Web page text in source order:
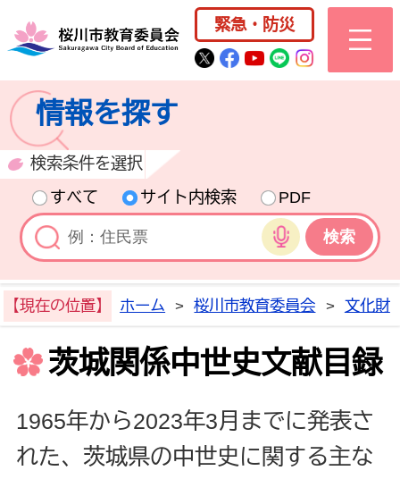
桜川市公式ホー
緊急・防災
桜川市公式Twitter
桜川市公式
桜川市公式
桜川市公式
情報を探す
検索条件を選択
すべて
サイト内検索
PDF
音声検索
【現在の位置】 ホーム > 桜川市教育委員会 > 文化財
茨城関係中世史文献目録
1965年から2023年3月までに発表さ
れた、茨城県の中世史に関する主な